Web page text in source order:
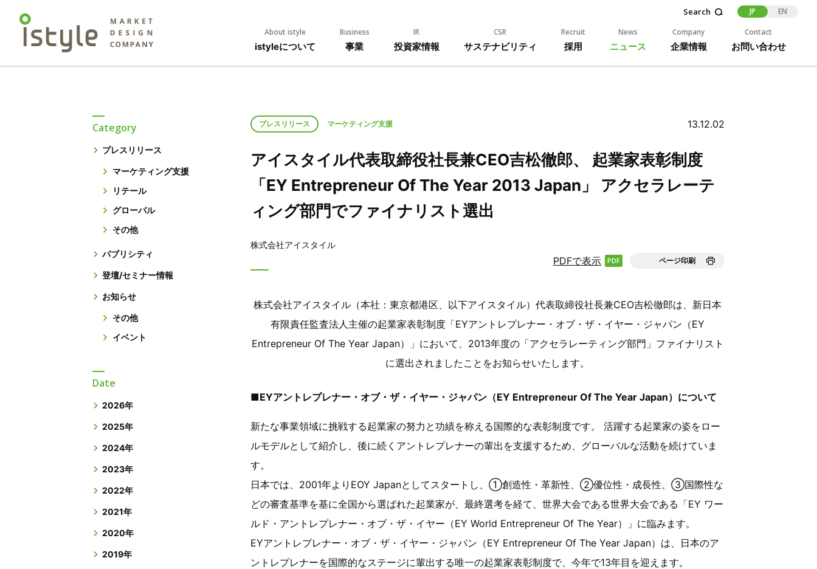
About istyle
istyleについて
Business
事業
IR
投資家情報
CSR
サステナビリティ
Recruit
採用
News
ニュース
Company
企業情報
Contact
お問い合わせ
JP EN
プレスリリース マーケティング支援 13.12.02
アイスタイル代表取締役社長兼CEO吉松徹郎、 起業家表彰制度
「EY Entrepreneur Of The Year 2013 Japan」 アクセラレーテ
ィング部門でファイナリスト選出
株式会社アイスタイル
PDFで表示 ページ印刷
株式会社アイスタイル（本社：東京都港区、以下アイスタイル）代表取締役社長兼CEO吉松徹郎は、新日本
有限責任監査法人主催の起業家表彰制度「EYアントレプレナー・オブ・ザ・イヤー・ジャパン（EY
Entrepreneur Of The Year Japan）」において、2013年度の「アクセラレーティング部門」ファイナリスト
に選出されましたことをお知らせいたします。
■EYアントレプレナー・オブ・ザ・イヤー・ジャパン（EY Entrepreneur Of The Year Japan）について
新たな事業領域に挑戦する起業家の努力と功績を称える国際的な表彰制度です。 活躍する起業家の姿をロー
ルモデルとして紹介し、後に続くアントレプレナーの輩出を支援するため、グローバルな活動を続けていま
す。
日本では、2001年よりEOY Japanとしてスタートし、①創造性・革新性、②優位性・成長性、③国際性な
どの審査基準を基に全国から選ばれた起業家が、最終選考を経て、世界大会である世界大会である「EY ワー
ルド・アントレプレナー・オブ・ザ・イヤー（EY World Entrepreneur Of The Year）」に臨みます。
EYアントレプレナー・オブ・ザ・イヤー・ジャパン（EY Entrepreneur Of The Year Japan）は、日本のア
ントレプレナーを国際的なステージに輩出する唯一の起業家表彰制度で、今年で13年目を迎えます。
Category
プレスリリース
マーケティング支援
リテール
グローバル
その他
パブリシティ
登壇/セミナー情報
お知らせ
その他
イベント
Date
2026年
2025年
2024年
2023年
2022年
2021年
2020年
2019年